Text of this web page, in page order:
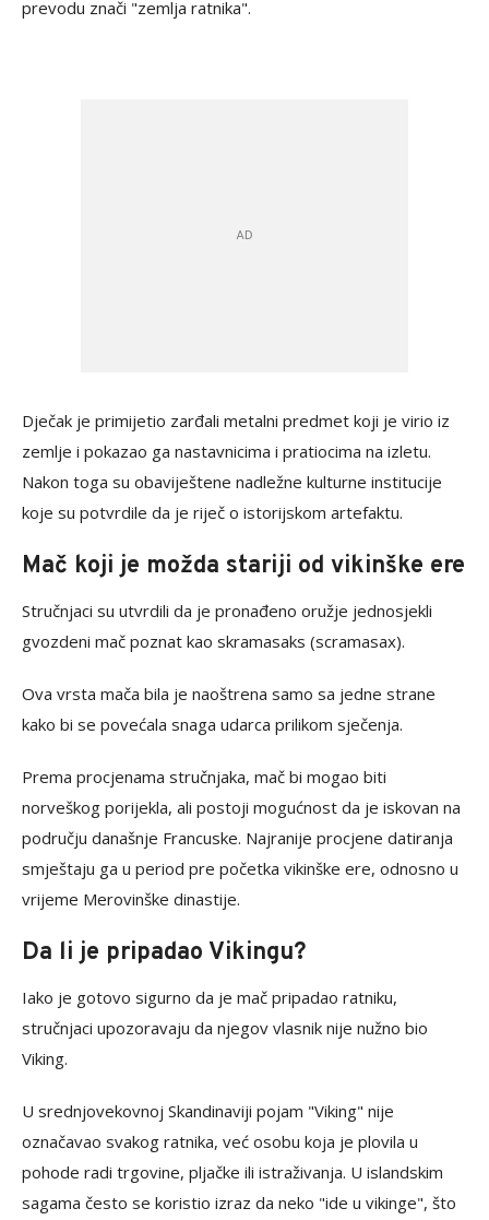
prevodu znači "zemlja ratnika".
Dječak je primijetio zarđali metalni predmet koji je virio iz
zemlje i pokazao ga nastavnicima i pratiocima na izletu.
Nakon toga su obaviještene nadležne kulturne institucije
koje su potvrdile da je riječ o istorijskom artefaktu.
Mač koji je možda stariji od vikinške ere
Stručnjaci su utvrdili da je pronađeno oružje jednosjekli
gvozdeni mač poznat kao skramasaks (scramasax).
Ova vrsta mača bila je naoštrena samo sa jedne strane
kako bi se povećala snaga udarca prilikom sječenja.
Prema procjenama stručnjaka, mač bi mogao biti
norveškog porijekla, ali postoji mogućnost da je iskovan na
području današnje Francuske. Najranije procjene datiranja
smještaju ga u period pre početka vikinške ere, odnosno u
vrijeme Merovinške dinastije.
Da li je pripadao Vikingu?
Iako je gotovo sigurno da je mač pripadao ratniku,
stručnjaci upozoravaju da njegov vlasnik nije nužno bio
Viking.
U srednjovekovnoj Skandinaviji pojam "Viking" nije
označavao svakog ratnika, već osobu koja je plovila u
pohode radi trgovine, pljačke ili istraživanja. U islandskim
sagama često se koristio izraz da neko "ide u vikinge", što